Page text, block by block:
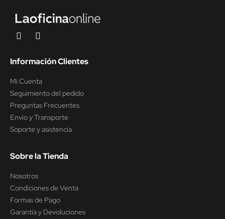
Información Clientes
Mi Cuenta
Seguimiento del pedido
Preguntas Frecuentes
Envío y Transporte
Soporte y asistencia
Sobre la Tienda
Nosotros
Condiciones de Venta
Formas de Pago
Garantía y Devoluciones